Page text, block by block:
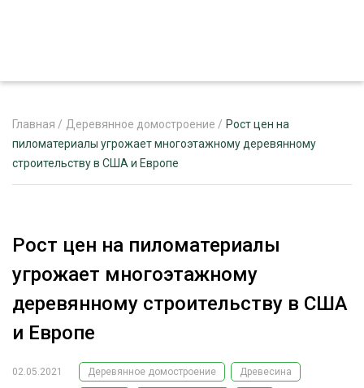
ЖУРНАЛ «ЛЕСНОЙ КОМПЛЕКС»
ЛЕСНОЕ ХОЗЯЙСТВО
ОБРАБОТКА ДРЕВЕСИНЫ
ЭКСПЕРТНОЕ МНЕНИЕ
Главная / Деревянное домостроение / Рост цен на
пиломатериалы угрожает многоэтажному деревянному
строительству в США и Европе
Рост цен на пиломатериалы
угрожает многоэтажному
деревянному строительству в США
и Европе
02.05.2021 Деревянное домостроение Древесина